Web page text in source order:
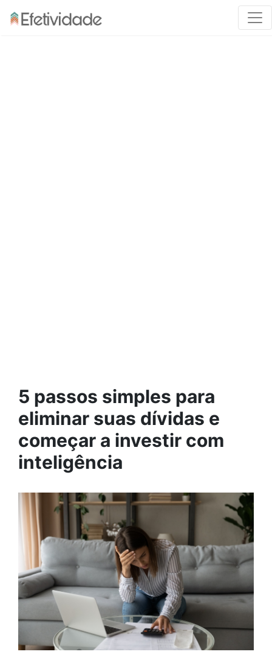
5 passos simples para
eliminar suas dívidas e
começar a investir com
inteligência